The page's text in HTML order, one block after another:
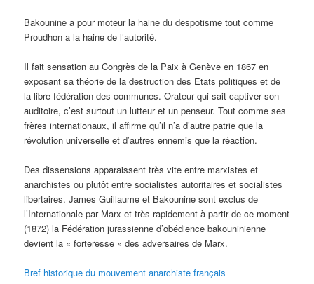
Bakounine a pour moteur la haine du despotisme tout comme
Proudhon a la haine de l’autorité.
Il fait sensation au Congrès de la Paix à Genève en 1867 en
exposant sa théorie de la destruction des Etats politiques et de
la libre fédération des communes. Orateur qui sait captiver son
auditoire, c’est surtout un lutteur et un penseur. Tout comme ses
frères internationaux, il affirme qu’il n’a d’autre patrie que la
révolution universelle et d’autres ennemis que la réaction.
Des dissensions apparaissent très vite entre marxistes et
anarchistes ou plutôt entre socialistes autoritaires et socialistes
libertaires. James Guillaume et Bakounine sont exclus de
l’Internationale par Marx et très rapidement à partir de ce moment
(1872) la Fédération jurassienne d’obédience bakouninienne
devient la « forteresse » des adversaires de Marx.
Bref historique du mouvement anarchiste français